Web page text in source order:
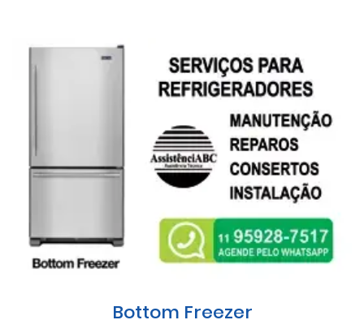
Bottom Freezer